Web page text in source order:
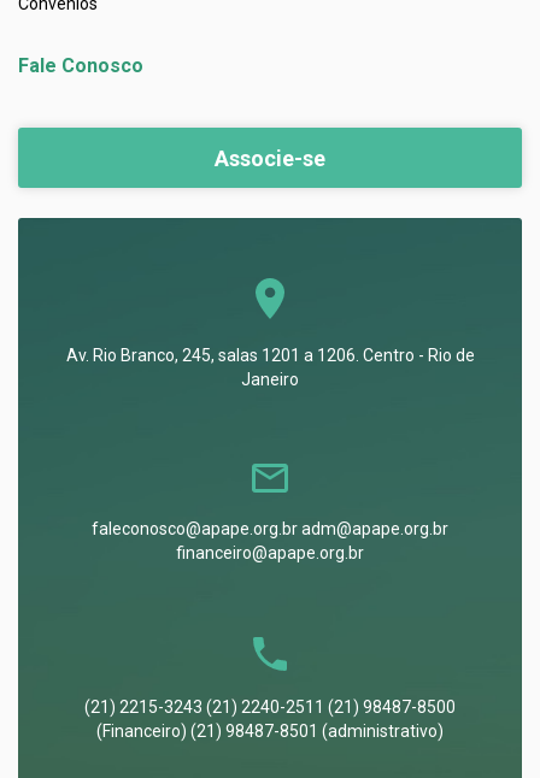
Fale Conosco
Associe-se
Av. Rio Branco, 245, salas 1201 a 1206. Centro - Rio de
Janeiro
faleconosco@apape.org.br adm@apape.org.br
financeiro@apape.org.br
(21) 2215-3243 (21) 2240-2511 (21) 98487-8500
(Financeiro) (21) 98487-8501 (administrativo)